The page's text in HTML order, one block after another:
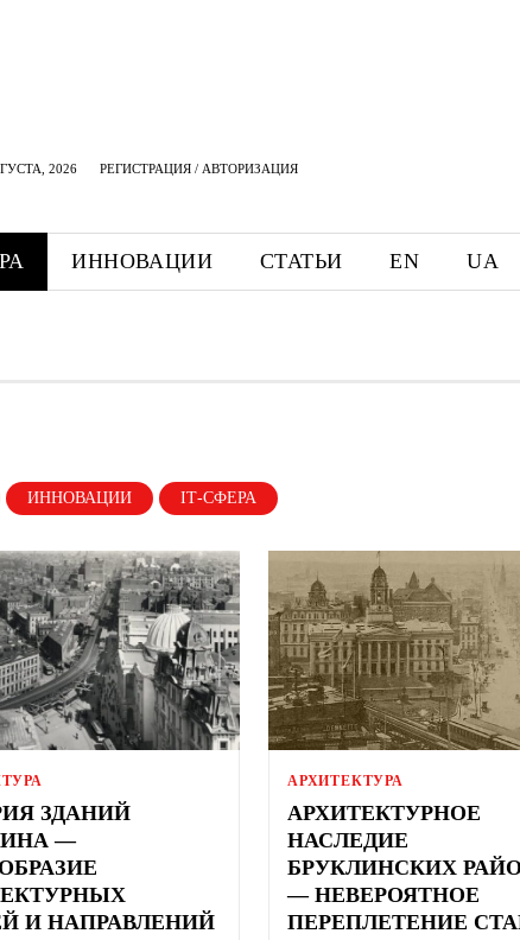
2026 РЕГИСТРАЦИЯ / АВТОРИЗАЦИЯ
ИННОВАЦИИ СТАТЬИ EN UA
ИННОВАЦИИ ІТ-СФЕРА
ЗДАНИЙ
—
И НАПРАВЛЕНИЙ
АРХИТЕКТУРА
АРХИТЕКТУРНОЕ
НАСЛЕДИЕ
БРУКЛИНСКИХ
— НЕВЕРОЯТНОЕ
ПЕРЕПЛЕТЕНИЕ